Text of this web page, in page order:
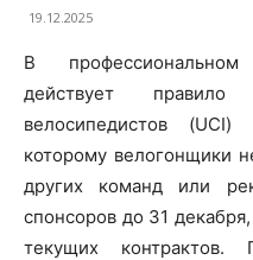
19.12.2025
В
действует правило
велосипедистов (UCI)
которому велогонщики
других команд или
спонсоров до 31
текущих контрактов.